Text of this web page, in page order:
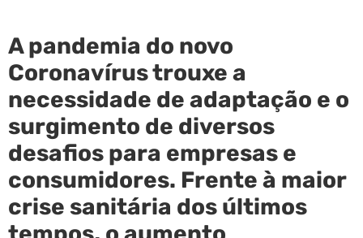
A pandemia do novo
Coronavírus trouxe a
necessidade de adaptação e o
surgimento de diversos
desafios para empresas e
consumidores. Frente à maior
crise sanitária dos últimos